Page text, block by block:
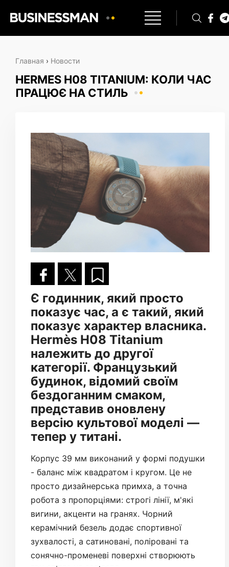
Главная › Новости
HERMES H08 TITANIUM: КОЛИ ЧАС
ПРАЦЮЄ НА СТИЛЬ
Є годинник, який просто
показує час, а є такий, який
показує характер власника.
Hermès H08 Titanium
належить до другої
категорії. Французький
будинок, відомий своїм
бездоганним смаком,
представив оновлену
версію культової моделі —
тепер у титані.
Корпус 39 мм виконаний у формі подушки
- баланс між квадратом і кругом. Це не
просто дизайнерська примха, а точна
робота з пропорціями: строгі лінії, м'які
вигини, акценти на гранях. Чорний
керамічний безель додає спортивної
зухвалості, а сатиновані, поліровані та
сонячно-променеві поверхні створюють